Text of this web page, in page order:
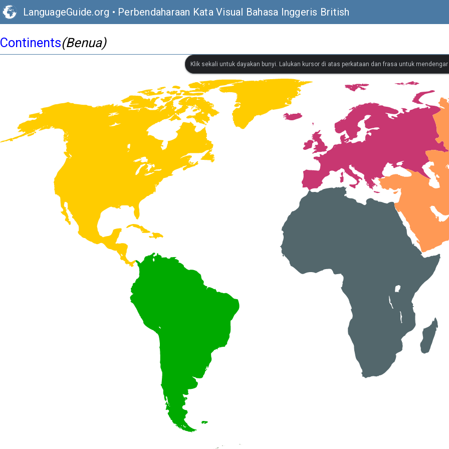
LanguageGuide.org • Perbendaharaan Kata Visual Bahasa Inggeris British
Continents(Benua)
Klik sekali untuk dayakan bunyi. Lalukan kursor di atas perkataan dan frasa untuk